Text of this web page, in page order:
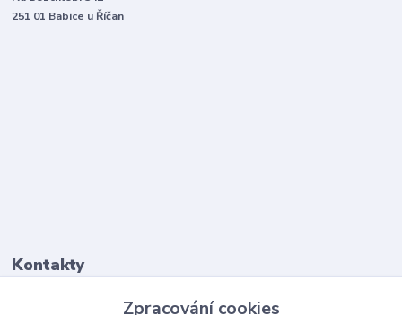
251 01 Babice u Říčan
Kontakty
Zpracování cookies